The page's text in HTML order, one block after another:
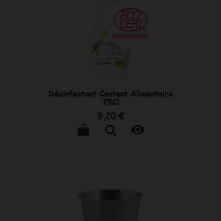
Désinfectant Contact Alimentaire
75Cl
Prix
9,20 €
